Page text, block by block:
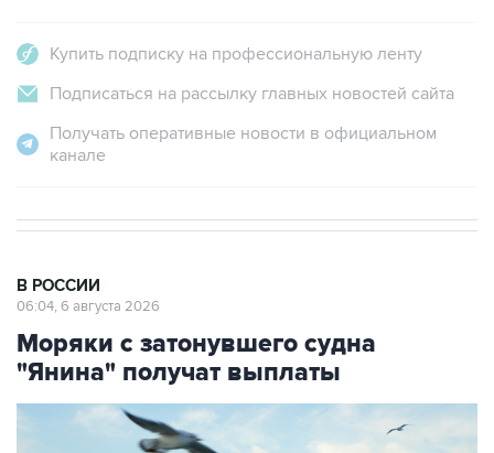
Купить подписку на профессиональную ленту
Подписаться на рассылку главных новостей сайта
Получать оперативные новости в официальном
канале
В РОССИИ
06:04, 6 августа 2026
Моряки с затонувшего судна
"Янина" получат выплаты